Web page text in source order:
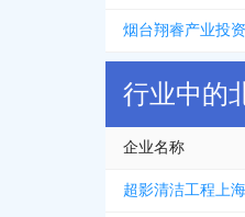
烟台翔睿产业投
行业中的
企业名称
超影清洁工程上